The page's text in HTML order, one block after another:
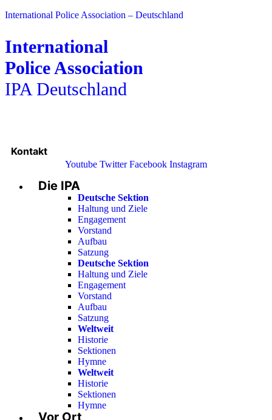
International Police Association – Deutschland
International
Police Association
IPA Deutschland
Kontakt
Youtube Twitter Facebook Instagram
Menu
Die IPA
Deutsche Sektion
Haltung und Ziele
Engagement
Vorstand
Aufbau
Satzung
Deutsche Sektion
Haltung und Ziele
Engagement
Vorstand
Aufbau
Satzung
Weltweit
Historie
Sektionen
Hymne
Weltweit
Historie
Sektionen
Hymne
Vor Ort